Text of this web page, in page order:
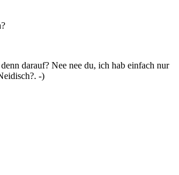
darauf? Nee nee du, ich hab einfach nur
-)